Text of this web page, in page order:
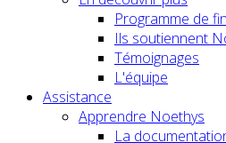
Programme de
Ils soutiennent
Témoignages
L'équipe
Assistance
Apprendre Noethys
La